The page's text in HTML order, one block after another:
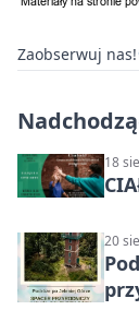
Zaobserwuj nas!
18
20